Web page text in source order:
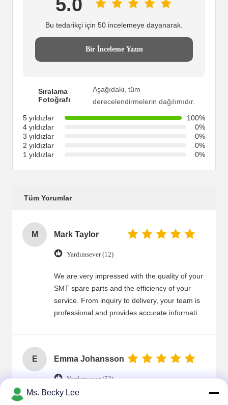
5.0
Bu tedarikçi için 50 incelemeye dayanarak.
Bir İnceleme Yazın
Sıralama
Fotoğrafı
Aşağıdaki, tüm
derecelendirmelerin dağılımıdır.
5 yıldızlar
100%
4 yıldızlar
0%
3 yıldızlar
0%
2 yıldızlar
0%
1 yıldızlar
0%
Tüm Yorumlar
M Mark Taylor
Yardımsever (12)
We are very impressed with the quality of your
SMT spare parts and the efficiency of your
service. From inquiry to delivery, your team is
professional and provides accurate information
production schedules, and the packaging is
secure to prevent damage. Your after-sales
your company to anyone in need of SMT spare
E Emma Johansson
Yardımsever (53)
Ms. Becky Lee